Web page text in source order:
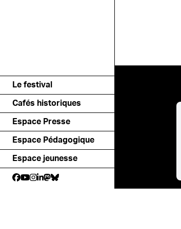
Le festival
Cafés historiques
Espace Presse
Espace Pédagogique
Espace jeunesse